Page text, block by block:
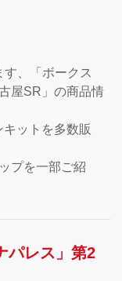
、「ボークス
屋SR」の商品情
ットを多数販
プを一部ご紹
パレス」第2